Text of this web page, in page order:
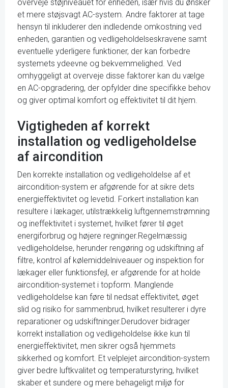
overveje støjniveauet for enheden, især hvis du ønsker
et mere støjsvagt AC-system. Andre faktorer at tage
hensyn til inkluderer den indledende omkostning ved
enheden, garantien og vedligeholdelseskravene samt
eventuelle yderligere funktioner, der kan forbedre
systemets ydeevne og bekvemmelighed. Ved
omhyggeligt at overveje disse faktorer kan du vælge
en AC-opgradering, der opfylder dine specifikke behov
og giver optimal komfort og effektivitet til dit hjem.
Vigtigheden af korrekt
installation og vedligeholdelse
af aircondition
Den korrekte installation og vedligeholdelse af et
aircondition-system er afgørende for at sikre dets
energieffektivitet og levetid. Forkert installation kan
resultere i lækager, utilstrækkelig luftgennemstrømning
og ineffektivitet i systemet, hvilket fører til øget
energiforbrug og højere regninger.Regelmæssig
vedligeholdelse, herunder rengøring og udskiftning af
filtre, kontrol af kølemiddelniveauer og inspektion for
lækager eller funktionsfejl, er afgørende for at holde
aircondition-systemet i topform. Manglende
vedligeholdelse kan føre til nedsat effektivitet, øget
slid og risiko for sammenbrud, hvilket resulterer i dyre
reparationer og udskiftninger.Derudover bidrager
korrekt installation og vedligeholdelse ikke kun til
energieffektivitet, men sikrer også hjemmets
sikkerhed og komfort. Et velplejet aircondition-system
giver bedre luftkvalitet og temperaturstyring, hvilket
skaber et sundere og mere behageligt miljø for